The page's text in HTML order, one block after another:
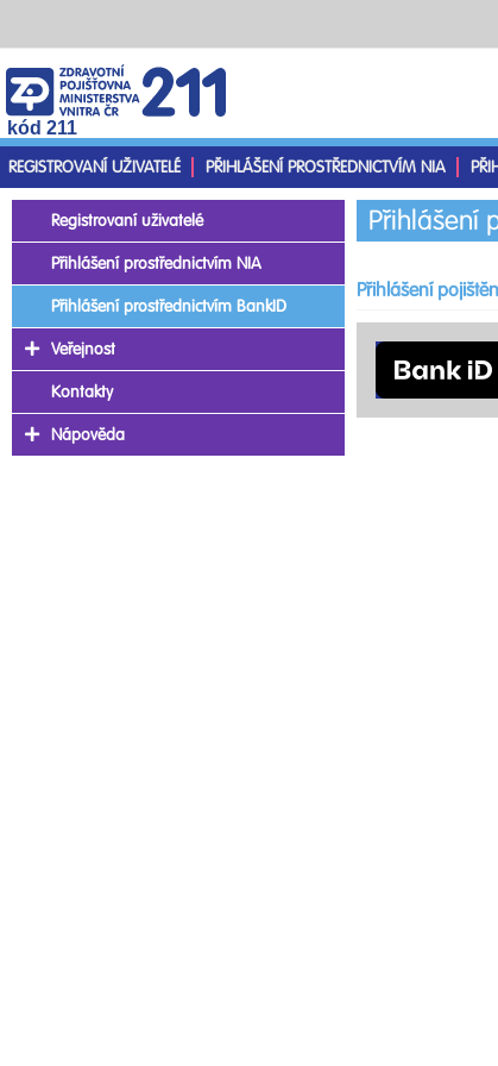
kód 211
REGISTROVANÍ UŽIVATELÉ
PŘIHLÁŠENÍ PROSTŘEDNICTVÍM NIA
Přihlášení
Přihlášení
Registrovaní uživatelé
Přihlášení prostřednictvím NIA
Přihlášení prostřednictvím BankID
Veřejnost
Kontakty
Nápověda